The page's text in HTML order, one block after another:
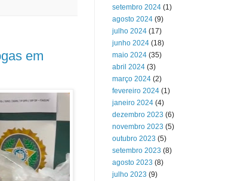
em
setembro 2024 (1)
agosto 2024 (9)
julho 2024 (17)
junho 2024 (18)
maio 2024 (35)
abril 2024 (3)
março 2024 (2)
fevereiro 2024 (1)
janeiro 2024 (4)
dezembro 2023 (6)
novembro 2023 (5)
outubro 2023 (5)
setembro 2023 (8)
agosto 2023 (8)
julho 2023 (9)